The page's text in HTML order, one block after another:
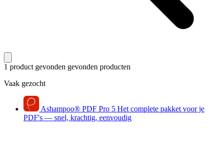
1 product gevonden gevonden producten
Vaak gezocht
Ashampoo® PDF Pro 5 Het complete pakket voor je
PDF's — snel, krachtig, eenvoudig